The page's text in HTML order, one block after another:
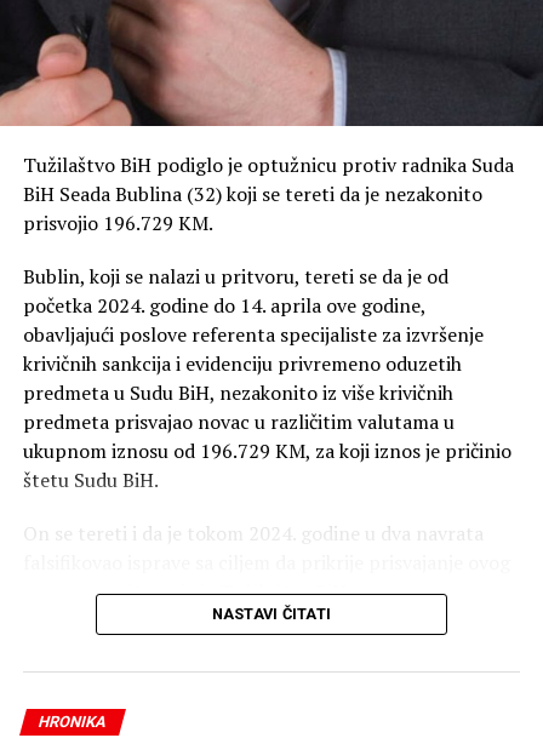
podignuta optužnica.
Tužilaštvo BiH podiglo je optužnicu protiv radnika Suda
BiH Seada Bublina (32) koji se tereti da je nezakonito
prisvojio 196.729 KM.
Bublin, koji se nalazi u pritvoru, tereti se da je od
početka 2024. godine do 14. aprila ove godine,
obavljajući poslove referenta specijaliste za izvršenje
krivičnih sankcija i evidenciju privremeno oduzetih
predmeta u Sudu BiH, nezakonito iz više krivičnih
predmeta prisvajao novac u različitim valutama u
ukupnom iznosu od 196.729 KM, za koji iznos je pričinio
štetu Sudu BiH.
On se tereti i da je tokom 2024. godine u dva navrata
novca, saopšteno je iz Tužilaštva BiH.
u službi, te krivično djelo falsifikovanje isprave.
NASTAVI ČITATI
HRONIKA